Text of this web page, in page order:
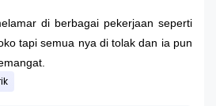
di berbagai pekerjaan seperti
tapi semua nya di tolak dan ia pun